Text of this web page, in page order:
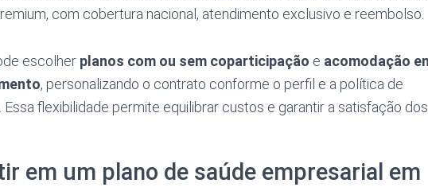
com cobertura nacional, atendimento exclusivo e reembolso.
escolher planos com ou sem coparticipação e acomodação
, personalizando o contrato conforme o perfil e a política de
flexibilidade permite equilibrar custos e garantir a satisfação dos
em um plano de saúde empresarial em